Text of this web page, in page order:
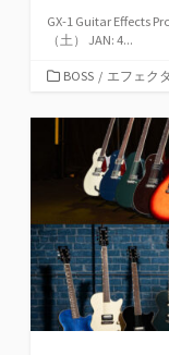
GX-1 Guitar Effects
（土） JAN: 4...
カ
ゴ
BOSS / エフェク